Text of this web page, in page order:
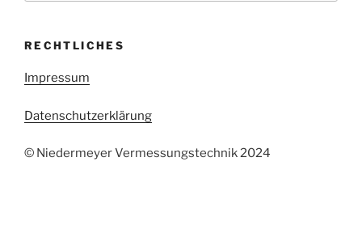
RECHTLICHES
Impressum
Datenschutzerklärung
© Niedermeyer Vermessungstechnik 2024